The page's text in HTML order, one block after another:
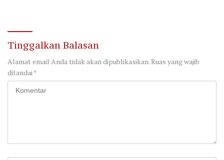
Tinggalkan Balasan
Alamat email Anda tidak akan dipublikasikan.Ruas yang wajib
ditandai *